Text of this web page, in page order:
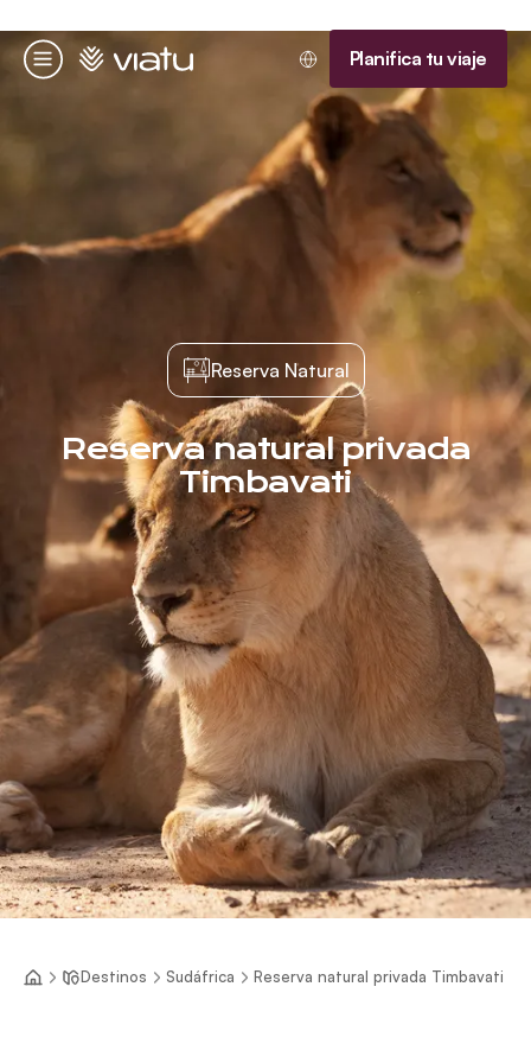
Menú
Página de inicio Planifica tu viaje
Reserva Natural
Reserva natural privada
Timbavati
Destinos Sudáfrica Reserva natural privada Timbavati